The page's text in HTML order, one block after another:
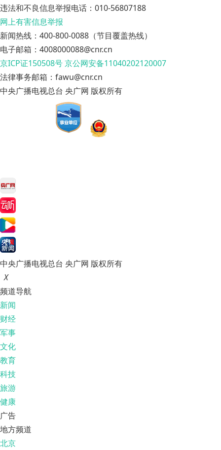
违法和不良信息举报电话：010-56807188
网上有害信息举报
新闻热线：400-800-0088（节目覆盖热线）
电子邮箱：4008000088@cnr.cn
京ICP证150508号京公网安备11040202120007
法律事务邮箱：fawu@cnr.cn
中央广播电视总台 央广网 版权所有
中央广播电视总台 央广网 版权所有
X
频道导航
新闻
财经
军事
文化
教育
科技
旅游
健康
广告
地方频道
北京